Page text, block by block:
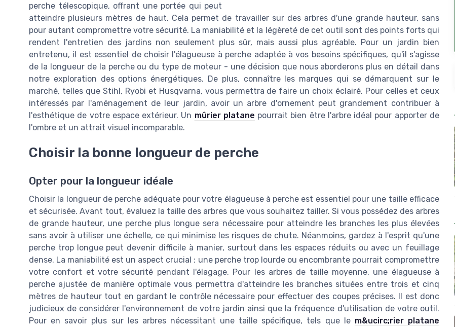
perche télescopique, offrant une portée qui peut
atteindre plusieurs mètres de haut. Cela permet de travailler sur des arbres d'une grande hauteur, sans
pour autant compromettre votre sécurité. La maniabilité et la légèreté de cet outil sont des points forts qui
rendent l'entretien des jardins non seulement plus sûr, mais aussi plus agréable. Pour un jardin bien
entretenu, il est essentiel de choisir l'élagueuse à perche adaptée à vos besoins spécifiques, qu'il s'agisse
de la longueur de la perche ou du type de moteur - une décision que nous aborderons plus en détail dans
notre exploration des options énergétiques. De plus, connaître les marques qui se démarquent sur le
marché, telles que Stihl, Ryobi et Husqvarna, vous permettra de faire un choix éclairé. Pour celles et ceux
intéressés par l'aménagement de leur jardin, avoir un arbre d'ornement peut grandement contribuer à
l'esthétique de votre espace extérieur. Un mûrier platane pourrait bien être l'arbre idéal pour apporter de
l'ombre et un attrait visuel incomparable.
Choisir la bonne longueur de perche
Opter pour la longueur idéale
Choisir la longueur de perche adéquate pour votre élagueuse à perche est essentiel pour une taille efficace
et sécurisée. Avant tout, évaluez la taille des arbres que vous souhaitez tailler. Si vous possédez des arbres
de grande hauteur, une perche plus longue sera nécessaire pour atteindre les branches les plus élevées
sans avoir à utiliser une échelle, ce qui minimise les risques de chute. Néanmoins, gardez à l'esprit qu'une
perche trop longue peut devenir difficile à manier, surtout dans les espaces réduits ou avec un feuillage
dense. La maniabilité est un aspect crucial : une perche trop lourde ou encombrante pourrait compromettre
votre confort et votre sécurité pendant l'élagage. Pour les arbres de taille moyenne, une élagueuse à
perche ajustée de manière optimale vous permettra d'atteindre les branches situées entre trois et cinq
mètres de hauteur tout en gardant le contrôle nécessaire pour effectuer des coupes précises. Il est donc
judicieux de considérer l'environnement de votre jardin ainsi que la fréquence d'utilisation de votre outil.
Pour en savoir plus sur les arbres nécessitant une taille spécifique, tels que le m&ucirc;rier platane